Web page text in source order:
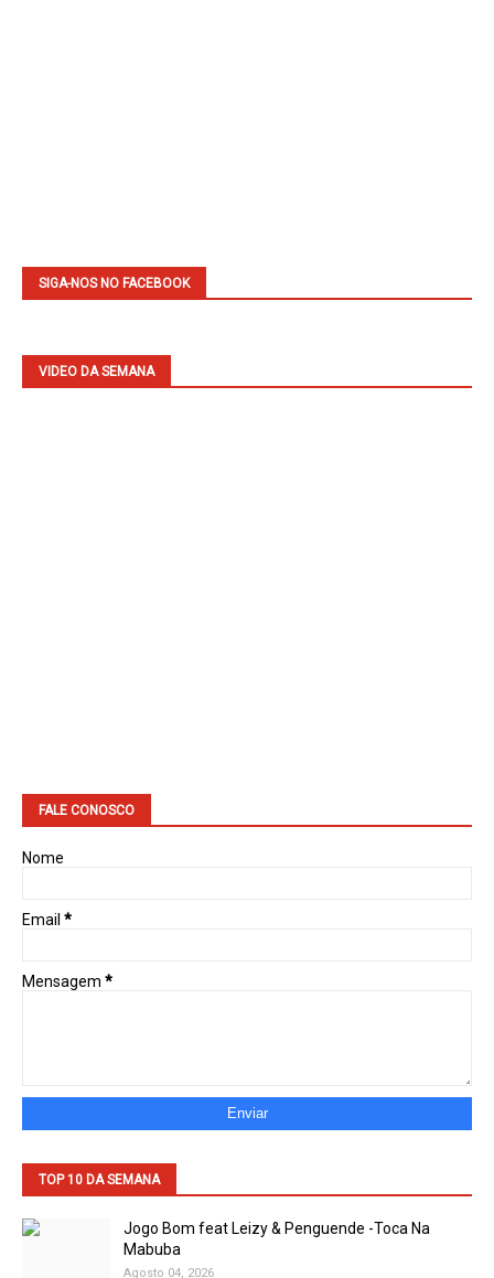
SIGA-NOS NO FACEBOOK
VIDEO DA SEMANA
FALE CONOSCO
Nome
Email *
Mensagem *
TOP 10 DA SEMANA
Jogo Bom feat Leizy & Penguende -Toca Na
Mabuba
Agosto 04, 2026